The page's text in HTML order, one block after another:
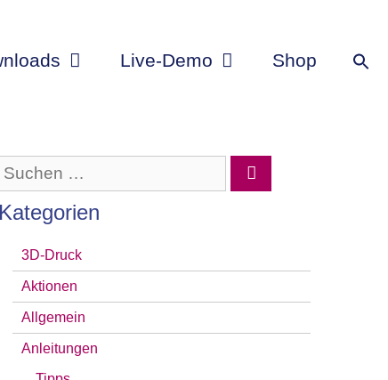
Live-Demo Shop
Suchen
Kategorien
3D-Druck
Aktionen
Allgemein
Anleitungen